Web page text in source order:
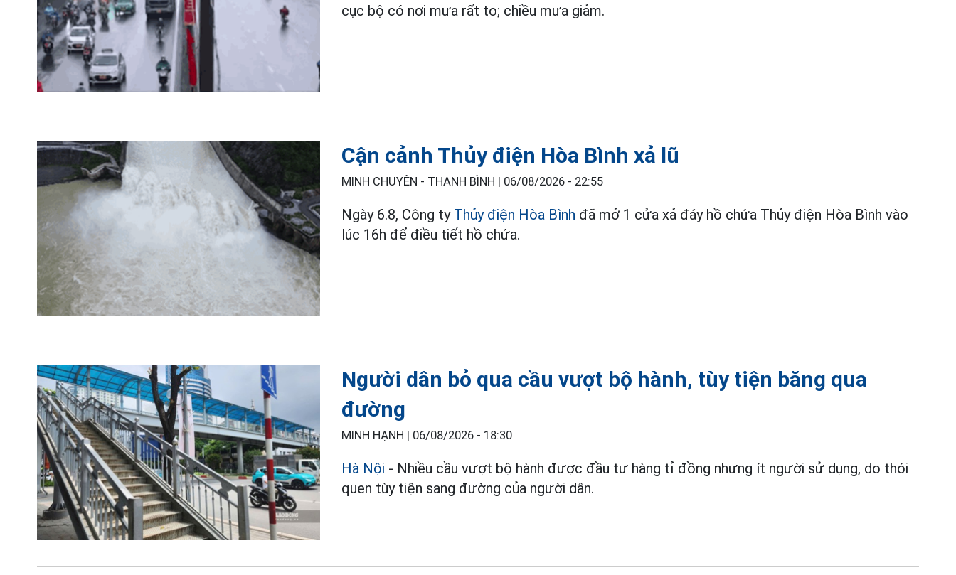
cục bộ có nơi mưa rất to; chiều mưa giảm.
Cận cảnh Thủy điện Hòa Bình xả lũ
MINH CHUYÊN - THANH BÌNH | 06/08/2026 - 22:55
Ngày 6.8, Công ty Thủy điện Hòa Bình đã mở 1 cửa xả đáy hồ chứa Thủy điện Hòa Bình vào
lúc 16h để điều tiết hồ chứa.
Người dân bỏ qua cầu vượt bộ hành, tùy tiện băng qua
đường
MINH HẠNH | 06/08/2026 - 18:30
Hà Nội - Nhiều cầu vượt bộ hành được đầu tư hàng tỉ đồng nhưng ít người sử dụng, do thói
quen tùy tiện sang đường của người dân.